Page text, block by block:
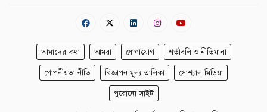
আমাদের কথা আমরা যোগাযোগ শর্তাবলি ও নীতিমালা
গোপনীয়তা নীতি বিজ্ঞাপন মূল্য তালিকা সোশ্যাল মিডিয়া
পুরোনো সাইট